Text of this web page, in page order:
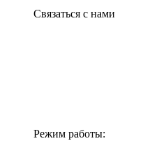
Связаться с нами
Режим работы: